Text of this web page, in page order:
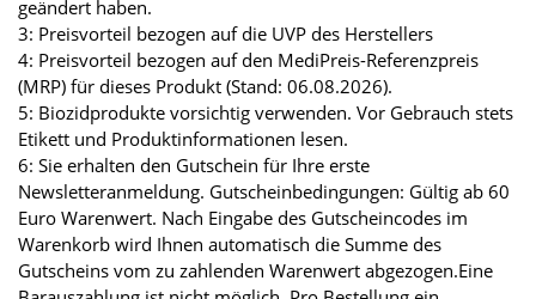
geändert haben.
3: Preisvorteil bezogen auf die UVP des Herstellers
4: Preisvorteil bezogen auf den MediPreis-Referenzpreis
(MRP) für dieses Produkt (Stand: 06.08.2026).
5: Biozidprodukte vorsichtig verwenden. Vor Gebrauch stets
Etikett und Produktinformationen lesen.
6: Sie erhalten den Gutschein für Ihre erste
Newsletteranmeldung. Gutscheinbedingungen: Gültig ab 60
Euro Warenwert. Nach Eingabe des Gutscheincodes im
Warenkorb wird Ihnen automatisch die Summe des
Gutscheins vom zu zahlenden Warenwert abgezogen.Eine